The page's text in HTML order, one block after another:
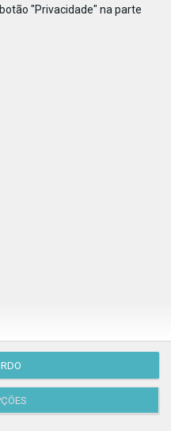
"Privacidade" na parte